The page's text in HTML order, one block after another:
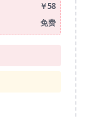
￥58
免费